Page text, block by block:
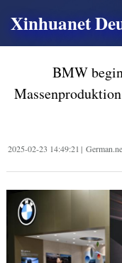
Xinhuanet
BMW
2025-02-23 14:49:21 |